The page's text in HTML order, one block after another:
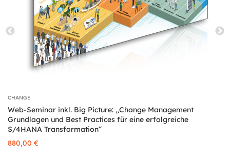
CHANGE
Web-Seminar inkl. Big Picture: „Change Management
Grundlagen und Best Practices für eine erfolgreiche
S/4HANA Transformation“
880,00 €